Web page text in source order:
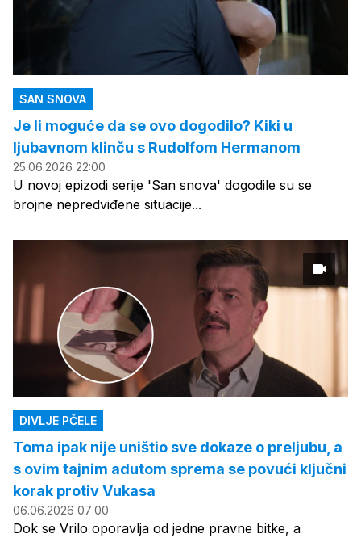
SAN SNOVA
Je li moguće da se ovo dogodilo? Kiki u
ljubavnom klinču s Rudolfom Hermanom
25.06.2026 22:00
U novoj epizodi serije 'San snova' dogodile su se
brojne nepredviđene situacije...
DIVLJE PČELE
Toma ipak nije uništio sve dokaze o preljubu, a
s ovim tajnim adutom sprema se povući ključni
korak protiv Vukasa
06.06.2026 07:00
Dok se Vrilo oporavlja od jedne pravne bitke, a